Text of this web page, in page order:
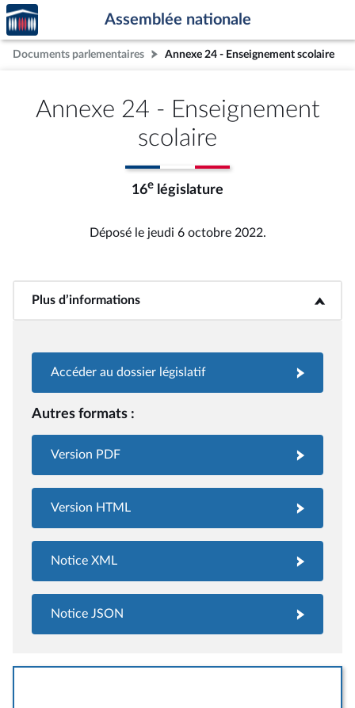
Aller au contenu
Aller en bas de la page
Accèder
à la
page
d'accueil
Assemblée nationale
Documents parlementaires Annexe 24 - Enseignement scolaire
Annexe 24 - Enseignement
scolaire
16e législature
Déposé le jeudi 6 octobre 2022.
Plus d’informations<b>Plus d’informations</b>
Accéder au dossier législatif
Autres formats :
Version PDF
Version HTML
Notice XML
Notice JSON